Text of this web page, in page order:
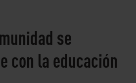
se
con la educación